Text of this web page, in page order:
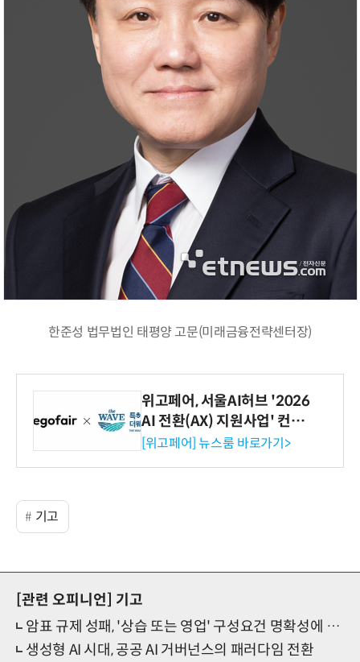
한준성 법무법인 태평양 고문(미래금융전략센터장)
위고페어, 서울AI허브 '2026
AI 전환(AX) 지원사업' 컨소
시엄 선정
[위고페어] 뉴스룸 바로가기>
기고
[관련 오피니언]
기고
암표 규제 성패, '상습 또는 영업' 구성요건 명확성에 달렸다
생성형 AI 시대, 공공 AI 거버넌스의 패러다임 전환